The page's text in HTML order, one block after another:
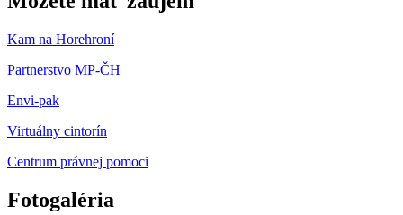
Kam na Horehroní
Partnerstvo MP-ČH
Envi-pak
Virtuálny cintorín
Centrum právnej pomoci
Fotogaléria